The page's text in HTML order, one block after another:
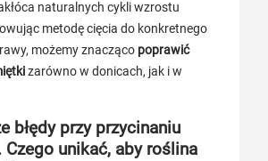
naturalnych cykli wzrostu
metodę cięcia do konkretnego
możemy znacząco poprawić
zarówno w donicach, jak i w
błędy przy przycinaniu
unikać, aby roślina